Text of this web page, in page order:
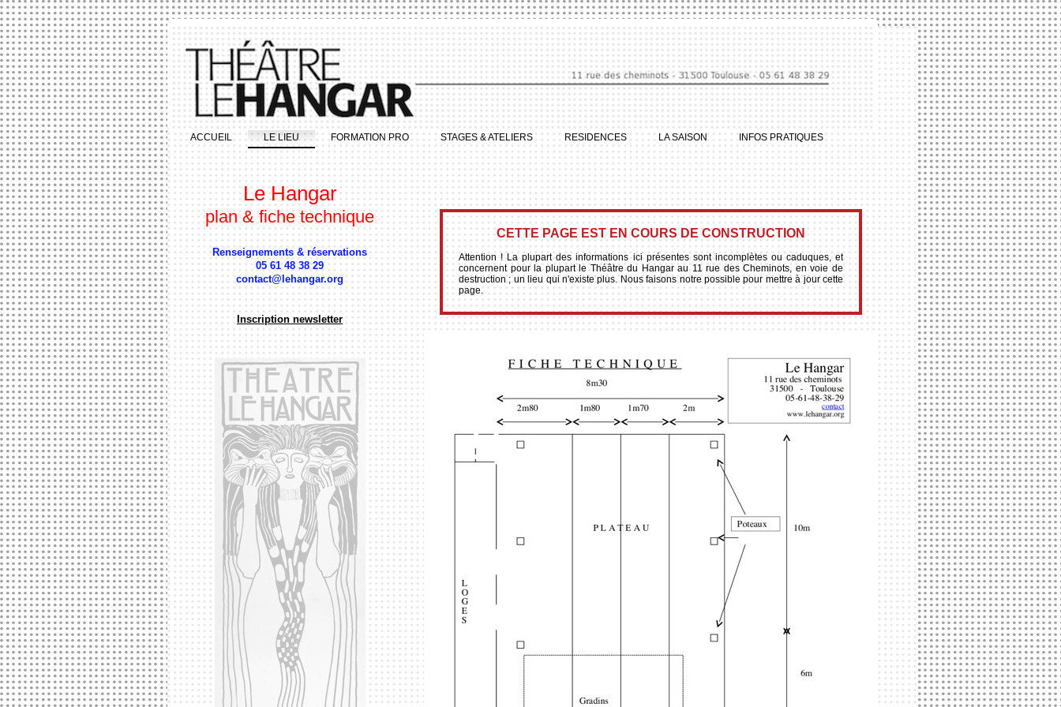
ACCUEIL LE LIEU FORMATION PRO STAGES & ATELIERS RESIDENCES LA SAISON INFOS PRATIQUES
Le Hangar
plan & fiche technique
Renseignements & réservations
05 61 48 38 29
contact@lehangar.org
Inscription newsletter
CETTE PAGE EST EN COURS DE CONSTRUCTION
Attention ! La plupart des informations ici présentes sont incomplètes ou caduques, et
concernent pour la plupart le Théâtre du Hangar au 11 rue des Cheminots, en voie de
destruction ; un lieu qui n'existe plus. Nous faisons notre possible pour mettre à jour cette
page.